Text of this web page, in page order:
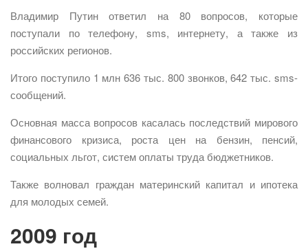
Владимир Путин ответил на 80 вопросов, которые
поступали по телефону, sms, интернету, а также из
российских регионов.
Итого поступило 1 млн 636 тыс. 800 звонков, 642 тыс. sms-
сообщений.
Основная масса вопросов касалась последствий мирового
финансового кризиса, роста цен на бензин, пенсий,
социальных льгот, систем оплаты труда бюджетников.
Также волновал граждан материнский капитал и ипотека
для молодых семей.
2009 год